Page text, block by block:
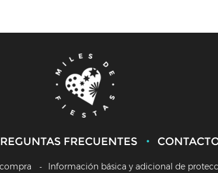
FRECUENTES
Información básica y adicional de